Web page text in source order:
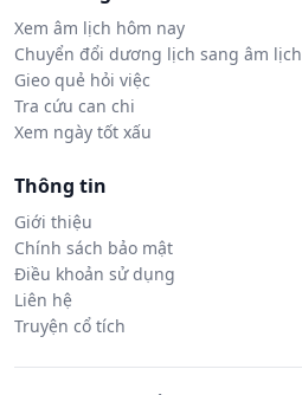
Xem âm lịch hôm nay
Chuyển đổi dương lịch sang âm lịch
Gieo quẻ hỏi việc
Tra cứu can chi
Xem ngày tốt xấu
Thông tin
Giới thiệu
Chính sách bảo mật
Điều khoản sử dụng
Liên hệ
Truyện cổ tích